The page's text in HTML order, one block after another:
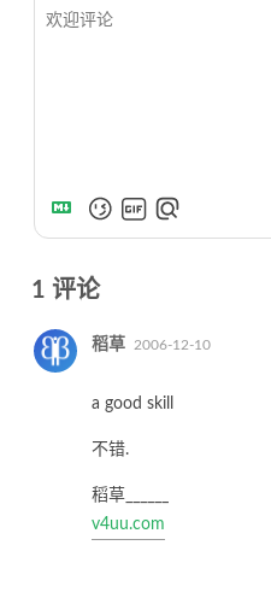
1 评论
稻草 2006-12-10
a good skill
不错.
稻草______
v4uu.com